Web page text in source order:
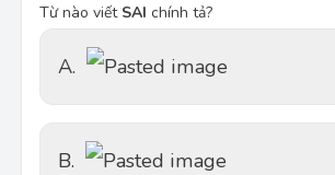
Từ nào viết SAI chính tả?
A.
B.